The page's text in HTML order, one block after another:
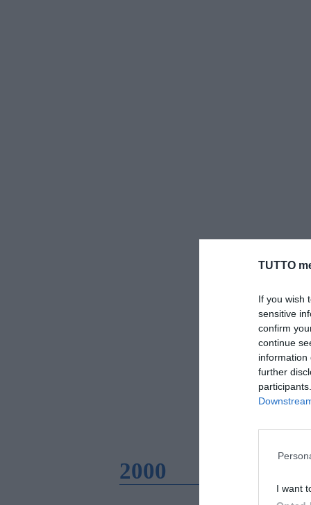
TUTTO
If you wish
sensitive
confirm
continue
information
further
I want
2000